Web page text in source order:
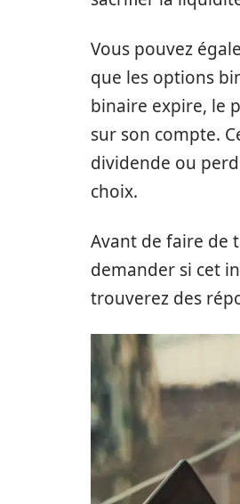
Vous pouvez
que les options
binaire expire, le
sur son compte.
dividende ou
choix.
Avant de faire de
demander si cet
trouverez des